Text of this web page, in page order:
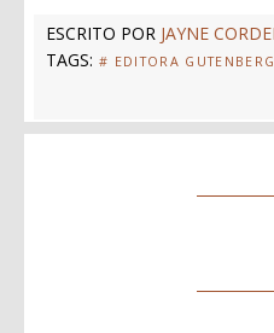
ESCRITO POR JAYNE
TAGS: # EDITORA GUTENBERG